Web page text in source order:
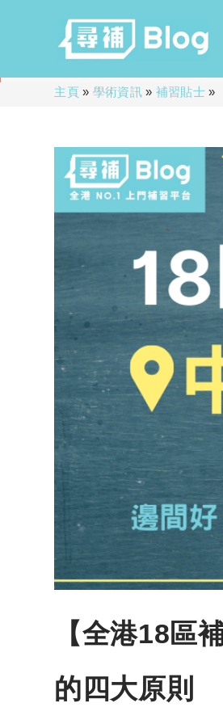
主頁» 學術資訊» 補習貼士 »
【全港18區
的四大原則